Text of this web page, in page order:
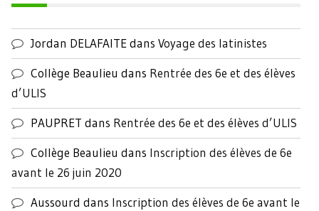
Jordan DELAFAITEdans Voyage des latinistes
Collège Beaulieu dans Rentrée des 6e et des élèves
d’ULIS
PAUPRET dans Rentrée des 6e et des élèves d’ULIS
Collège Beaulieu dans Inscription des élèves de 6e
avant le 26 juin 2020
Aussourd dans Inscription des élèves de 6e avant le